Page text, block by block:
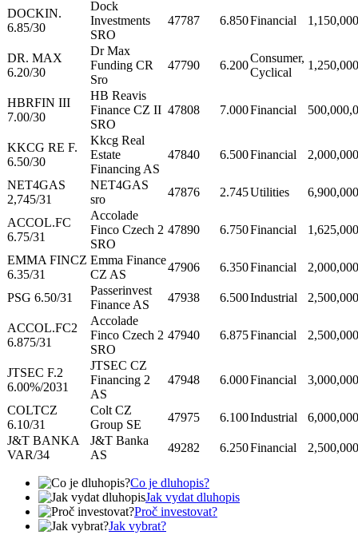
DOCKIN.
6.85/30
Dock
Investments
SRO
47787 6.850Financial
DR. MAX
6.20/30
Dr Max
Funding CR
Sro
47790 6.200
Consumer,
Cyclical
HBRFIN III
7.00/30
HB Reavis
Finance CZ II
SRO
47808 7.000Financial
KKCG RE F.
6.50/30
Kkcg Real
Estate
Financing AS
47840 6.500Financial
NET4GAS
2,745/31
NET4GAS
sro
47876 2.745Utilities
ACCOL.FC
6.75/31
Accolade
Finco Czech 2
SRO
47890 6.750Financial
EMMA FINCZ
6.35/31
Emma Finance
CZ AS
47906 6.350Financial
PSG 6.50/31
Passerinvest
Finance AS
47938 6.500Industrial
ACCOL.FC2
6.875/31
Accolade
Finco Czech 2
SRO
47940 6.875Financial
JTSEC F.2
6.00%/2031
JTSEC CZ
Financing 2
AS
47948 6.000Financial
COLTCZ
6.10/31
Colt CZ
Group SE
47975 6.100Industrial
J&T BANKA
VAR/34
J&T Banka
AS
49282 6.250Financial
Co je dluhopis?
Jak vydat dluhopis
Proč investovat?
Jak vybrat?